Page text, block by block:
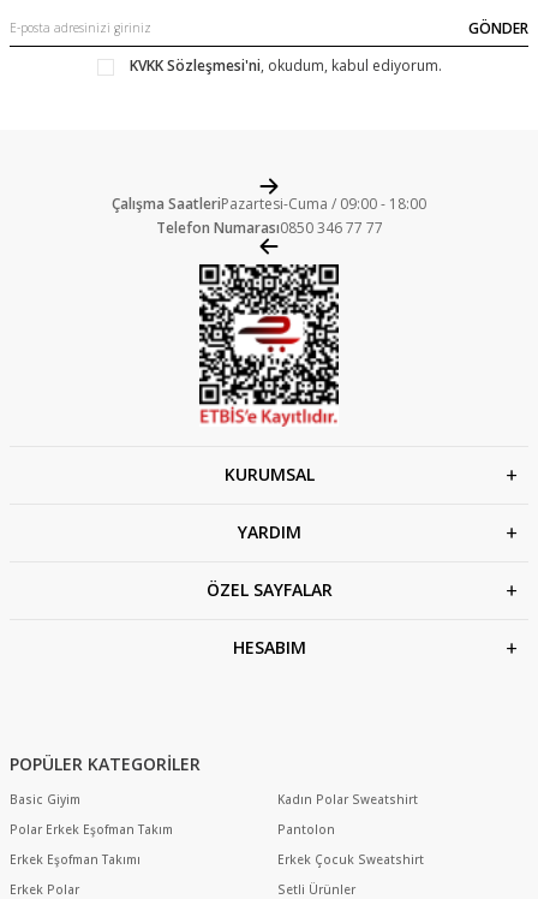
GÖNDER
KVKK Sözleşmesi'ni, okudum, kabul ediyorum.
Çalışma SaatleriPazartesi-Cuma / 09:00 - 18:00
Telefon Numarası0850 346 77 77
KURUMSAL
YARDIM
ÖZEL SAYFALAR
HESABIM
POPÜLER KATEGORİLER
Basic Giyim
Polar Erkek Eşofman Takım
Erkek Eşofman Takımı
Erkek Polar
Kadın Polar Sweatshirt
Pantolon
Erkek Çocuk Sweatshirt
Setli Ürünler